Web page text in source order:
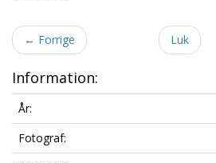
← Forrige Luk
Information:
År:
Fotograf: